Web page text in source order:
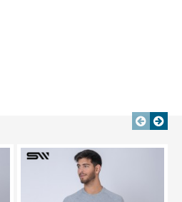
TEXTTRANSPARENTE